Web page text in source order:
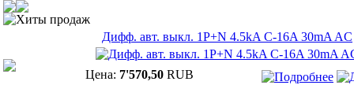
Хиты продаж
Дифф. авт. выкл. 1P+N 4.5kA C-16A 30mA AC
Цена: 7'570,50 RUB